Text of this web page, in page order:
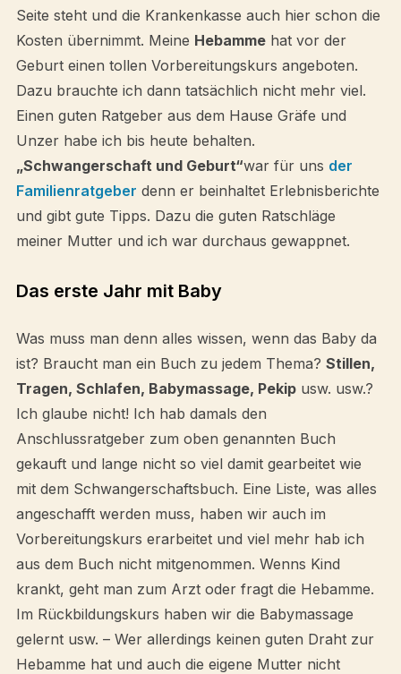
Seite steht und die Krankenkasse auch hier schon die
Kosten übernimmt. Meine Hebammehat vor der
Geburt einen tollen Vorbereitungskurs angeboten.
Dazu brauchte ich dann tatsächlich nicht mehr viel.
Einen guten Ratgeber aus dem Hause Gräfe und
Unzer habe ich bis heute behalten.
„Schwangerschaft und Geburt“war für uns der
Familienratgeber denn er beinhaltet Erlebnisberichte
und gibt gute Tipps. Dazu die guten Ratschläge
meiner Mutter und ich war durchaus gewappnet.
Das erste Jahr mit Baby
Was muss man denn alles wissen, wenn das Baby da
ist? Braucht man ein Buch zu jedem Thema? Stillen,
Tragen, Schlafen, Babymassage, Pekipusw. usw.?
Ich glaube nicht! Ich hab damals den
Anschlussratgeber zum oben genannten Buch
gekauft und lange nicht so viel damit gearbeitet wie
mit dem Schwangerschaftsbuch. Eine Liste, was alles
angeschafft werden muss, haben wir auch im
Vorbereitungskurs erarbeitet und viel mehr hab ich
aus dem Buch nicht mitgenommen. Wenns Kind
krankt, geht man zum Arzt oder fragt die Hebamme.
Im Rückbildungskurs haben wir die Babymassage
gelernt usw. – Wer allerdings keinen guten Draht zur
Hebamme hat und auch die eigene Mutter nicht